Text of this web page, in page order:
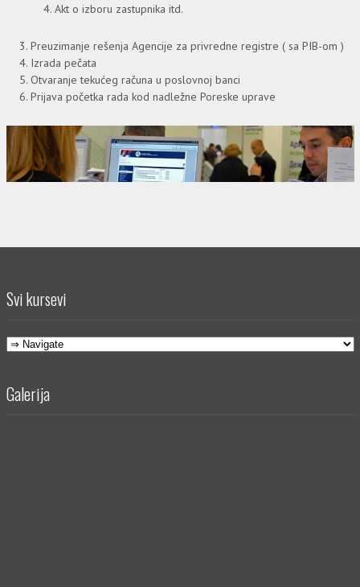
Akt o izboru zastupnika itd.
Preuzimanje rešenja Agencije za privredne registre ( sa PIB-om )
Izrada pečata
Otvaranje tekućeg računa u poslovnoj banci
Prijava početka rada kod nadležne Poreske uprave
Svi kursevi
Galerija